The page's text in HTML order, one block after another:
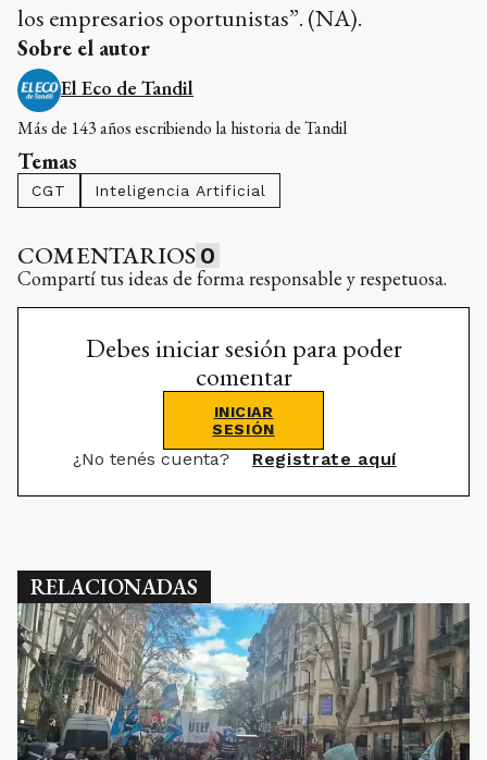
los empresarios oportunistas”. (NA).
Sobre el autor
El Eco de Tandil
Más de 143 años escribiendo la historia de Tandil
Temas
CGT Inteligencia Artificial
COMENTARIOS 0
Compartí tus ideas de forma responsable y respetuosa.
Debes iniciar sesión para poder
comentar
INICIAR
SESIÓN
¿No tenés cuenta? Registrate aquí
RELACIONADAS